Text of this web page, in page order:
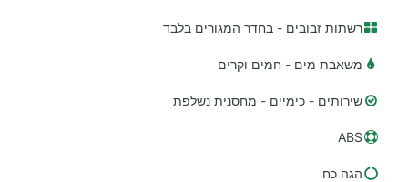
רשתות זבובים - בחדר המגורים בלבד
משאבת מים - חמים וקרים
שירותים - כימיים - מחסנית נשלפת
ABS
הגה כח